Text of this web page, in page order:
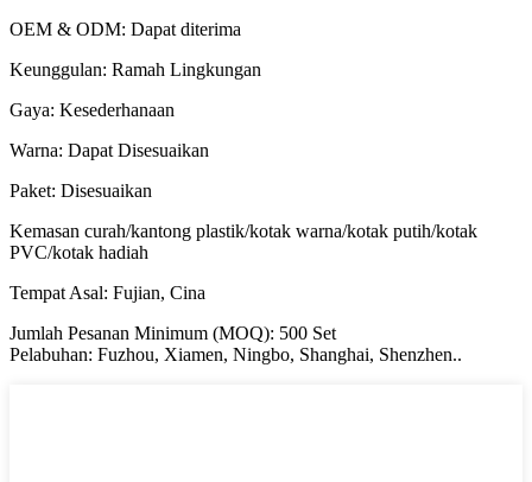
OEM & ODM: Dapat diterima
Keunggulan: Ramah Lingkungan
Gaya: Kesederhanaan
Warna: Dapat Disesuaikan
Paket: Disesuaikan
Kemasan curah/kantong plastik/kotak warna/kotak putih/kotak
PVC/kotak hadiah
Tempat Asal: Fujian, Cina
Jumlah Pesanan Minimum (MOQ): 500 Set
Pelabuhan: Fuzhou, Xiamen, Ningbo, Shanghai, Shenzhen..